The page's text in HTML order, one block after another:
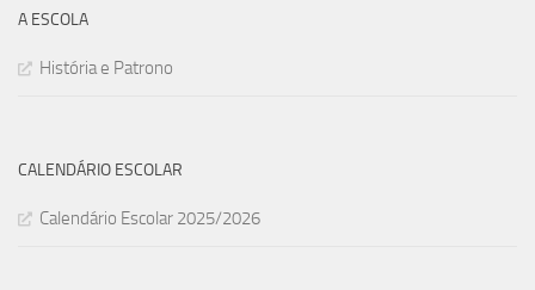
A ESCOLA
História e Patrono
CALENDÁRIO ESCOLAR
Calendário Escolar 2025/2026